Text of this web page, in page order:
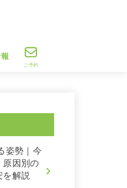
ご予約
姿勢｜今
原因別の
を解説